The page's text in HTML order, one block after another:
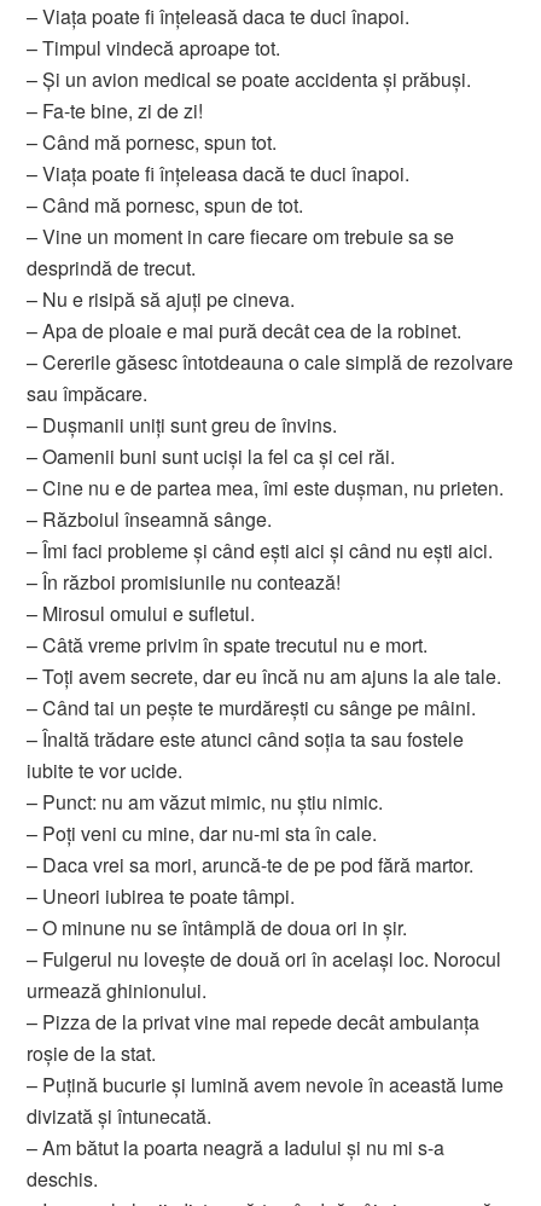
– Viața poate fi înțeleasă daca te duci înapoi.
– Timpul vindecă aproape tot.
– Și un avion medical se poate accidenta și prăbuși.
– Fa-te bine, zi de zi!
– Când mă pornesc, spun tot.
– Viața poate fi înțeleasa dacă te duci înapoi.
– Când mă pornesc, spun de tot.
– Vine un moment in care fiecare om trebuie sa se
desprindă de trecut.
– Nu e risipă să ajuți pe cineva.
– Apa de ploaie e mai pură decât cea de la robinet.
– Cererile găsesc întotdeauna o cale simplă de rezolvare
sau împăcare.
– Dușmanii uniți sunt greu de învins.
– Oamenii buni sunt uciși la fel ca și cei răi.
– Cine nu e de partea mea, îmi este dușman, nu prieten.
– Războiul înseamnă sânge.
– Îmi faci probleme și când ești aici și când nu ești aici.
– În război promisiunile nu contează!
– Mirosul omului e sufletul.
– Câtă vreme privim în spate trecutul nu e mort.
– Toți avem secrete, dar eu încă nu am ajuns la ale tale.
– Când tai un pește te murdărești cu sânge pe mâini.
– Înaltă trădare este atunci când soția ta sau fostele
iubite te vor ucide.
– Punct: nu am văzut mimic, nu știu nimic.
– Poți veni cu mine, dar nu-mi sta în cale.
– Daca vrei sa mori, aruncă-te de pe pod fără martor.
– Uneori iubirea te poate tâmpi.
– O minune nu se întâmplă de doua ori in șir.
– Fulgerul nu lovește de două ori în același loc. Norocul
urmează ghinionului.
– Pizza de la privat vine mai repede decât ambulanța
roșie de la stat.
– Puțină bucurie și lumină avem nevoie în această lume
divizată și întunecată.
– Am bătut la poarta neagră a Iadului și nu mi s-a
deschis.